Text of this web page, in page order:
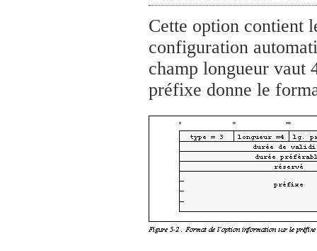
Cette option contient
configuration
champ longueur vaut
préfixe donne le